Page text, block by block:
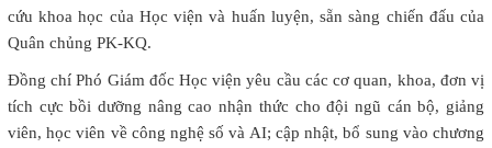
cứu khoa học của Học viện và huấn luyện, sẵn sàng chiến đấu của
Quân chủng PK-KQ.
Đồng chí Phó Giám đốc Học viện yêu cầu các cơ quan, khoa, đơn vị
tích cực bồi dưỡng nâng cao nhận thức cho đội ngũ cán bộ, giảng
viên, học viên về công nghệ số và AI; cập nhật, bổ sung vào chương